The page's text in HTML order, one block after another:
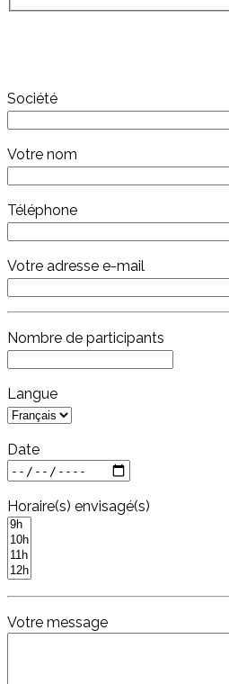
Société
Votre nom
Téléphone
Votre adresse e-mail
Nombre de participants
Langue
Date
Horaire(s) envisagé(s)
Votre message